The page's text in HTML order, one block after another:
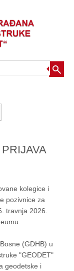
kolegice i
pozivnice za
travnja 2026.
(GDHB) u
"GEODET"
geodetske i